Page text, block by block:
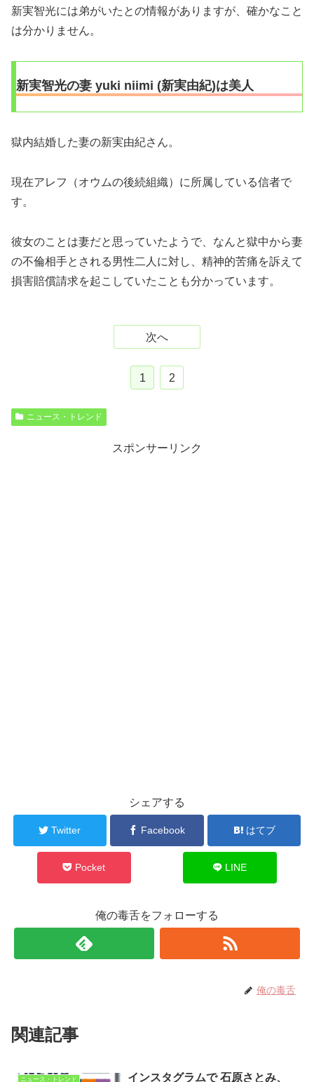
新実智光には弟がいたとの情報がありますが、確かなこと
は分かりません。
新実智光の妻 yuki niimi (新実由紀)は美人
獄内結婚した妻の新実由紀さん。
現在アレフ（オウムの後続組織）に所属している信者で
す。
彼女のことは妻だと思っていたようで、なんと獄中から妻
の不倫相手とされる男性二人に対し、精神的苦痛を訴えて
損害賠償請求を起こしていたことも分かっています。
次へ
1 2
ニュース・トレンド
スポンサーリンク
シェアする
Twitter Facebook はてブ
Pocket LINE
俺の毒舌をフォローする
俺の毒舌
関連記事
ニュース・トレンド インスタグラムで 石原さとみ、